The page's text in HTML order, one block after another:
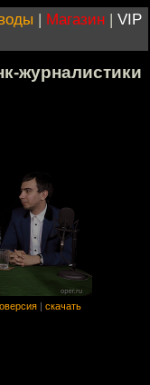
| Магазин | VIP
журналистики
скачать